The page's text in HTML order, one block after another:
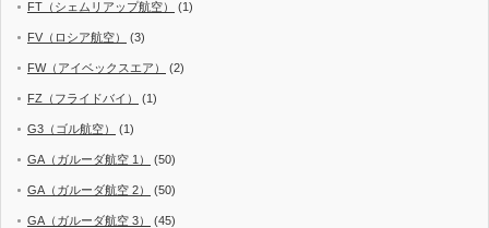
FT（シェムリアップ航空） (1)
FV（ロシア航空） (3)
FW（アイベックスエア） (2)
FZ（フライドバイ） (1)
G3（ゴル航空） (1)
GA（ガルーダ航空 1） (50)
GA（ガルーダ航空 2） (50)
GA（ガルーダ航空 3） (45)